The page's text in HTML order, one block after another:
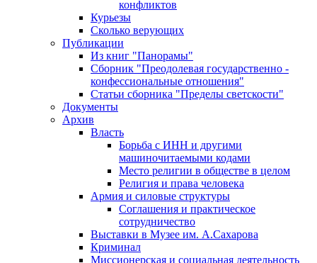
конфликтов
Курьезы
Сколько верующих
Публикации
Из книг "Панорамы"
Сборник "Преодолевая государственно -
конфессиональные отношения"
Статьи сборника "Пределы светскости"
Документы
Архив
Власть
Борьба с ИНН и другими
машиночитаемыми кодами
Место религии в обществе в целом
Религия и права человека
Армия и силовые структуры
Соглашения и практическое
сотрудничество
Выставки в Музее им. А.Сахарова
Криминал
Миссионерская и социальная деятельность